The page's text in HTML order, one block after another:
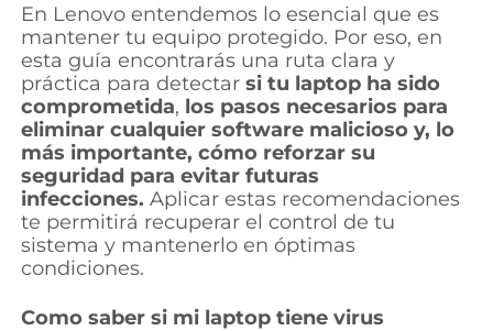
En Lenovo entendemos lo esencial que es
mantener tu equipo protegido. Por eso, en
esta guía encontrarás una ruta clara y
práctica para detectar si tu laptop ha sido
comprometida, los pasos necesarios para
eliminar cualquier software malicioso y, lo
más importante, cómo reforzar su
seguridad para evitar futuras
infecciones. Aplicar estas recomendaciones
te permitirá recuperar el control de tu
sistema y mantenerlo en óptimas
condiciones.
Como saber si mi laptop tiene virus